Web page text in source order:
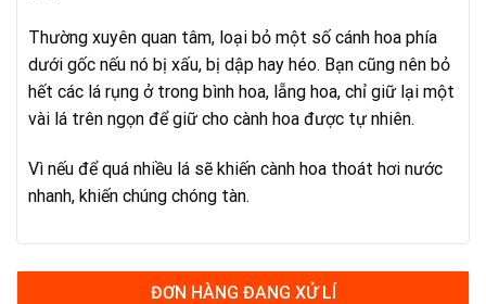
Thường xuyên quan tâm, loại bỏ một số cánh hoa phía
dưới gốc nếu nó bị xấu, bị dập hay héo. Bạn cũng nên bỏ
hết các lá rụng ở trong bình hoa, lẵng hoa, chỉ giữ lại một
vài lá trên ngọn để giữ cho cành hoa được tự nhiên.
Vì nếu để quá nhiều lá sẽ khiến cành hoa thoát hơi nước
nhanh, khiến chúng chóng tàn.
ĐƠN HÀNG ĐANG XỬ LÍ